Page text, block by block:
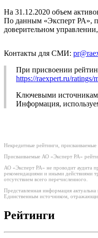
На 31.12.2020 объем
По данным «Эксперт РА»,
доверительном
Контакты для СМИ:
При присвоении
https://raexpert.ru/ratings/
Ключевыми
Информация,
Некредитные рейтинги,
Присваиваемые АО «Эксперт РА»
АО «Эксперт РА» не проводит аудита
рекомендациями и иными действиями
отсутствием всего перечисленного.
Представленная информация
Единственным источником,
Рейтинги